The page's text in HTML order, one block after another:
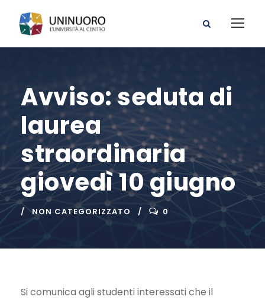
Avviso: seduta di
laurea
straordinaria
giovedì 10 giugno
NON CATEGORIZZATO 0
Si comunica agli studenti interessati che il